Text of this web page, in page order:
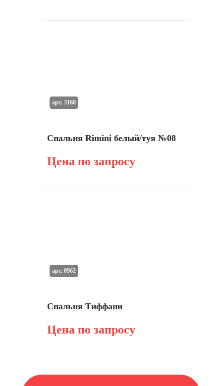
Спальня Rimini белый/туя №08
Цена по запросу
арт. 3168
Спальня Тиффани
Цена по запросу
арт. 0962